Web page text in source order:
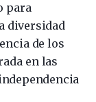
para
diversidad
de los
en las